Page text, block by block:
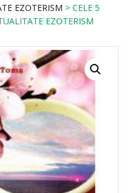
EZOTERISM > CELE 5
EZOTERISM